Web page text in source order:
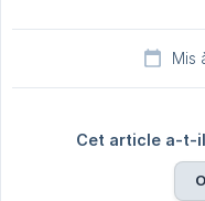
Mis
Cet article a-t-